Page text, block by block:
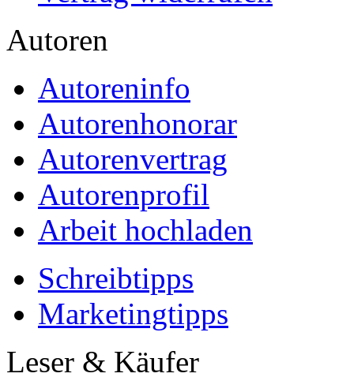
Autoren
Autoreninfo
Autorenhonorar
Autorenvertrag
Autorenprofil
Arbeit hochladen
Schreibtipps
Marketingtipps
Leser & Käufer